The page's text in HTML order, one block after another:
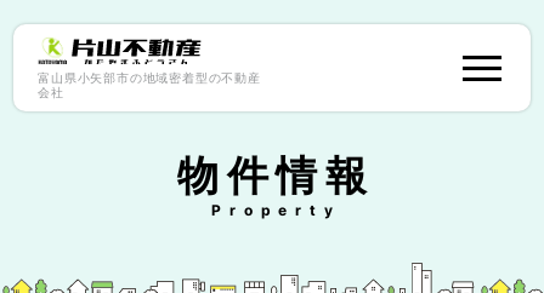
富山県小矢部市の地域密着型の不動産
会社
物件情報